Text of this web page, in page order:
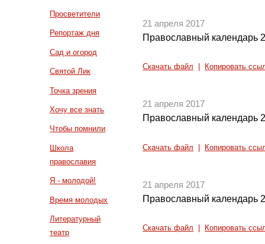
Просветители
Репортаж дня
Сад и огород
Святой Лик
Точка зрения
Хочу все знать
Чтобы помнили
Школа
православия
Я - молодой!
Время молодых
Литературный
театр
21 апреля 2017
Православный календарь
Скачать файл Копировать
21 апреля 2017
Православный календарь
Скачать файл Копировать
21 апреля 2017
Православный календарь
Скачать файл Копировать